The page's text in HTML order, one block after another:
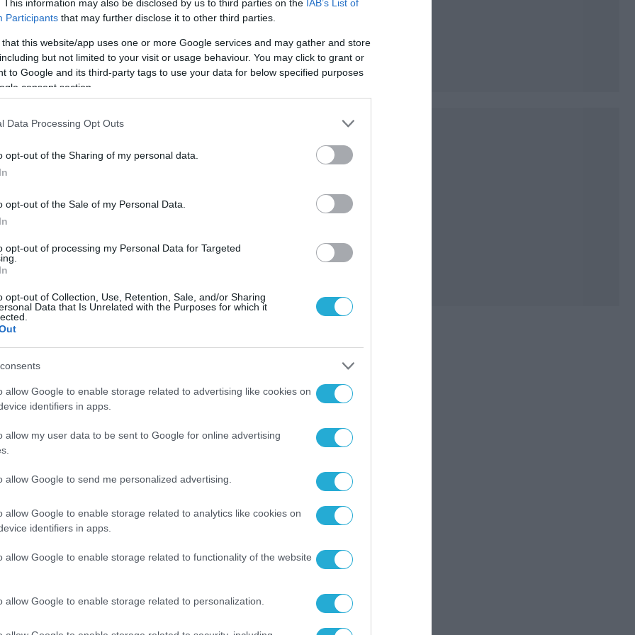
This information may also be disclosed by us to third parties on the IAB’s List of
Participants that may further disclose it to other third parties.
that this website/app uses one or more Google services and may gather and store
but not limited to your visit or usage behaviour. You may click to grant or
to Google and its third-party tags to use your data for below specified purposes
consent section.
Data Processing Opt Outs
opt-out of the Sharing of my personal data.
opt-out of the Sale of my Personal Data.
opt-out of processing my Personal Data for Targeted
opt-out of Collection, Use, Retention, Sale, and/or Sharing
Data that Is Unrelated with the Purposes for which it
allow Google to enable storage related to advertising like cookies on
identifiers in apps.
allow my user data to be sent to Google for online advertising
allow Google to send me personalized advertising.
allow Google to enable storage related to analytics like cookies on
identifiers in apps.
allow Google to enable storage related to functionality of the website
allow Google to enable storage related to personalization.
από τους συναδέλφους τους που το επιθυμούν,
[…]
| 13:04
συλλήψεων για χρέη στο Δημόσιο
δεκαέξι άτομα για μη καταβολή οφειλών προς το
64χρονη ημεδαπή, για μη καταβολή χρεών προς
συνολικού ύψους 17.304.413,67 ευρώ. 2. Συνελήφθη
Δικαιωμάτων της Διεύθυνσης Ασφάλειας Αττικής,
| 09:16
Ελλάδας-Κύπρου σε επίπεδο
ΛΣ
Λ.Σ-ΕΛ.ΑΚΤ. Αντιναύαρχος ΜΠΑΝΤΙΑΣ Δημήτριος
σε επίσκεψη εθιμοτυπικού χαρακτήρα, την 09-09-2013
του τον Διοικητή του Κέντρου Συντονισμού Έρευνας
Λάρνακας Πλοίαρχο Φυτιρή Κωνσταντίνο. Η
πραγματοποιήθηκε στο πλαίσιο της 2ης συνεδρίασης της
Επιτροπής ΕΚΣΕΔ Πειραιά – ΚΣΕΔ Λάρνακας για το έτος
| 08:37
συνελήφθη με ουσίες για
και χασίς
για διακίνηση παράνομων ουσιών που υπάγονται στην
του ντόπινγκ θεωρείται από τους άνδρες της Δίωξης
στην κατοχή του μεγάλες ποσότητες απαγορευμένων
Ο 36χρονος, που είναι εποχικός πυροσβέστης, βρισκόταν
καιρό στο στόχαστρο των αστυνομικών οι οποίοι είχαν
για τις ουσίες που είχε στην […]